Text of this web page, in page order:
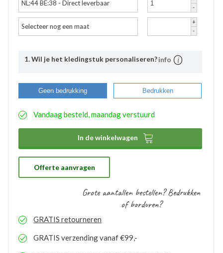
NL:44 BE:38 - Direct leverbaar
-
Selecteer nog een maat
+
-
1. Wil je het kledingstuk personaliseren?info
Bij Bevazet kunt u uw bedrijfskleding ook laten
bedrukken. Middels onderstaande stappen kunt u
aangemaakte bedrukkingsprofielen worden
hoeft u bij eventuele nabestellingen niet nogmaals het
proces te doorlopen. De bestelde logo’s kunnen door
ons gratis op voorraad gehouden worden. Bij eventuele
nabestellingen is uw voorraad bekend en kunt u de
logo’s toepassen op elk gewenste artikel.
Geen bedrukking Bedrukken
Vandaag besteld, maandag verstuurd
In de winkelwagen 
Offerte aanvragen
Grote aantallen bestellen? Bedrukken
of borduren?
GRATIS retourneren
GRATIS verzending vanaf €99,-